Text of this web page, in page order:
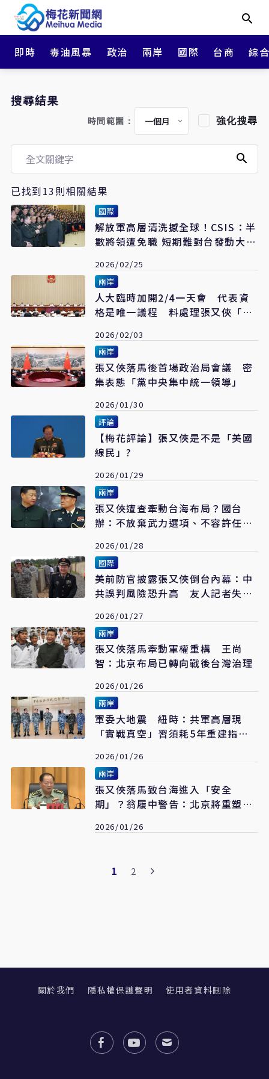
即時 毒油風暴 政治 兩岸 國際 台商 綜
搜尋結果
時間範圍： 強化搜尋
已找到13則相關結果
國際
解放軍高層清洗撼全球！CSIS：半
數將領遭免職 短期難對台發動大型
2026/02/25
兩岸
人大臨時加開2/4一天會 代表資
格是唯一議程 料處理張又俠「國
2026/02/03
兩岸
張又俠落馬後首場政治局會議 密
集表態「黨中央集中統一領導」
2026/01/30
評論
【梅花評論】張又俠是不是「美國
線民」?
2026/01/29
兩岸
張又俠遭查牽動台海布局？國台
辦：不放棄武力選項、不容許任何
2026/01/28
國際
美前防官披露張又俠倒台內幕：中
共誤判風險恐升高 友人記者失蹤
2026/01/27
兩岸
張又俠落馬牽動軍權重構 王尚
智：北京布局已轉向戰後台灣治理
2026/01/26
兩岸
軍委大地震 紐時：共軍高層現
「實戰真空」習須耗5年重建指揮
2026/01/26
兩岸
張又俠落馬致台海進入「安全
期」？翁履中警告：北京將重塑更
2026/01/26
1 2
關於我們 隱私權保護聲明 使用者資料刪除